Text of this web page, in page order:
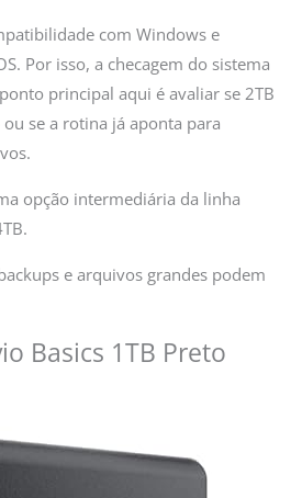
com Windows e
Por isso, a checagem do sistema
principal aqui é avaliar se 2TB
se a rotina já aponta para
opção intermediária da linha
e arquivos grandes podem
Basics 1TB Preto